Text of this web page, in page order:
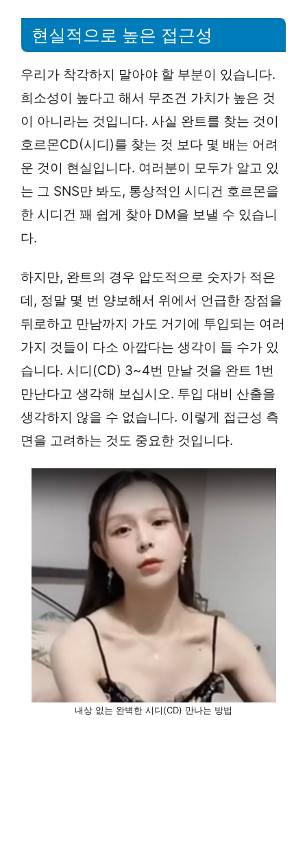
현실적으로 높은 접근성
우리가 착각하지 말아야 할 부분이 있습니다.
희소성이 높다고 해서 무조건 가치가 높은 것
이 아니라는 것입니다. 사실 완트를 찾는 것이
호르몬CD(시디)를 찾는 것 보다 몇 배는 어려
운 것이 현실입니다. 여러분이 모두가 알고 있
는 그 SNS만 봐도, 통상적인 시디건 호르몬을
한 시디건 꽤 쉽게 찾아 DM을 보낼 수 있습니
다.
하지만, 완트의 경우 압도적으로 숫자가 적은
데, 정말 몇 번 양보해서 위에서 언급한 장점을
뒤로하고 만남까지 가도 거기에 투입되는 여러
가지 것들이 다소 아깝다는 생각이 들 수가 있
습니다. 시디(CD) 3~4번 만날 것을 완트 1번
만난다고 생각해 보십시오. 투입 대비 산출을
생각하지 않을 수 없습니다. 이렇게 접근성 측
면을 고려하는 것도 중요한 것입니다.
내상 없는 완벽한 시디(CD) 만나는 방법